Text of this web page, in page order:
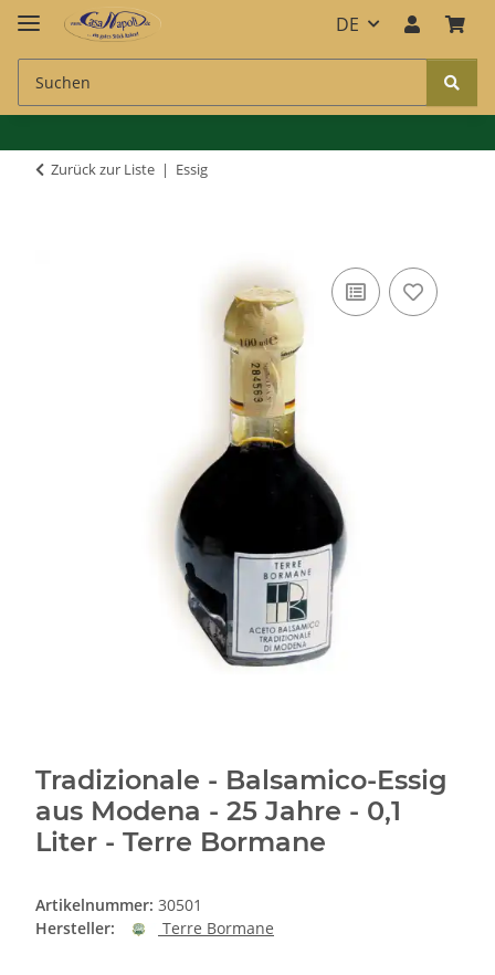
DE
Zurück zur Liste Essig
Tradizionale - Balsamico-Essig
aus Modena - 25 Jahre - 0,1
Liter - Terre Bormane
Artikelnummer: 30501
Hersteller:
Terre Bormane